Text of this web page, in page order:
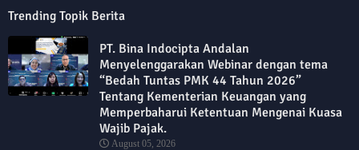
Trending Topik Berita
PT. Bina Indocipta Andalan
Menyelenggarakan Webinar dengan tema
“Bedah Tuntas PMK 44 Tahun 2026”
Tentang Kementerian Keuangan yang
Memperbaharui Ketentuan Mengenai Kuasa
Wajib Pajak.
August 05, 2026